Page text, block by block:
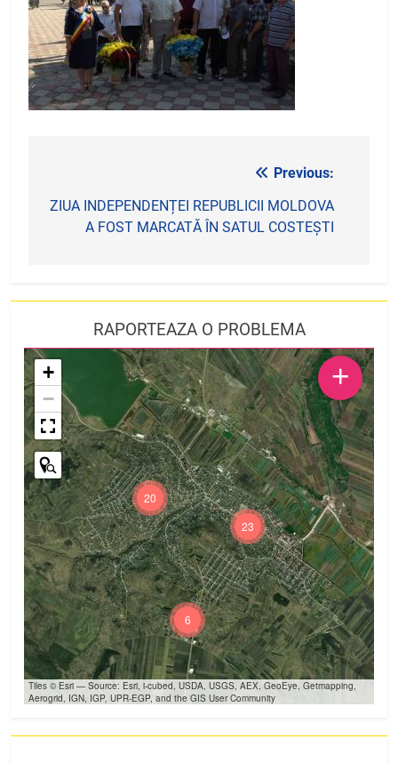
în
Previous:
ZIUA INDEPENDENȚEI REPUBLICII MOLDOVA
A FOST MARCATĂ ÎN SATUL COSTEȘTI
RAPORTEAZA O PROBLEMA
23
20
6
+
−
Tiles © Esri — Source: Esri, i-cubed, USDA, USGS, AEX, GeoEye, Getmapping,
Aerogrid, IGN, IGP, UPR-EGP, and the GIS User Community
+